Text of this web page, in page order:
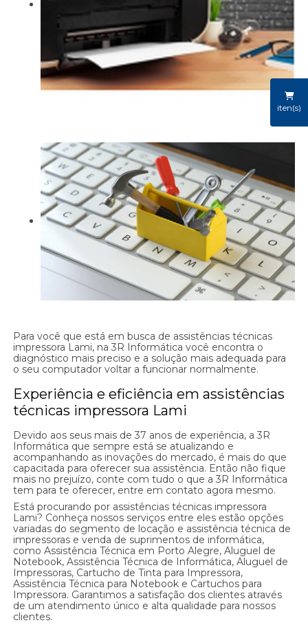
iten(s)
Para você que está em busca de assistências técnicas
impressora Lami, na 3R Informática você encontra o
diagnóstico mais preciso e a solução mais adequada para
o seu computador voltar a funcionar normalmente.
Experiência e eficiência em assistências
técnicas impressora Lami
Devido aos seus mais de 37 anos de experiência, a 3R
Informática que sempre está se atualizando e
acompanhando as inovações do mercado, é mais do que
capacitada para oferecer sua assistência. Então não fique
mais no prejuízo, conte com tudo o que a 3R Informática
tem para te oferecer, entre em contato agora mesmo.
Está procurando por assistências técnicas impressora
Lami? Conheça nossos serviços entre eles estão opções
variadas do segmento de locação e assistência técnica de
impressoras e venda de suprimentos de informática,
como Assistência Técnica em Porto Alegre, Aluguel de
Notebook, Assistência Técnica de Informática, Aluguel de
Impressoras, Cartucho de Tinta para Impressora,
Assistência Técnica para Notebook e Cartuchos para
Impressora. Garantimos a satisfação dos clientes através
de um atendimento único e alta qualidade para nossos
clientes.